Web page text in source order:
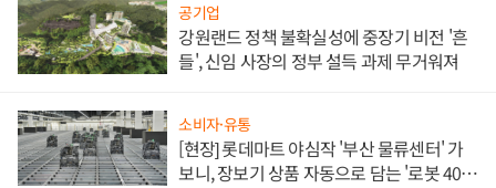
공기업
강원랜드 정책 불확실성에 중장기 비전 '흔
들', 신임 사장의 정부 설득 과제 무거워져
소비자·유통
[현장] 롯데마트 야심작 '부산 물류센터' 가
보니, 장보기 상품 자동으로 담는 '로봇 400